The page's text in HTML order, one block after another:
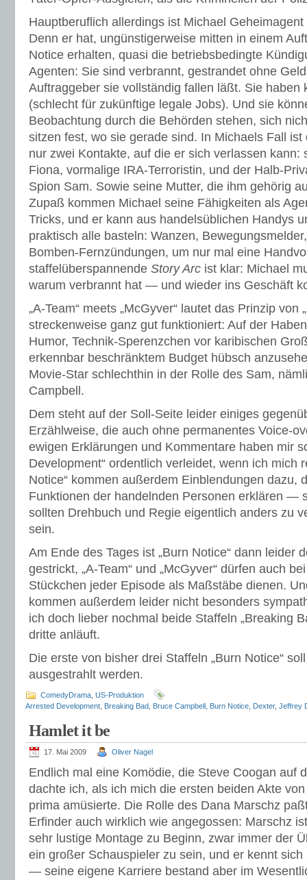
Hauptberuflich allerdings ist Michael
Denn er hat, ungünstigerweise mitten in einem
Notice erhalten, quasi die betriebsbedingte
Agenten: Sie sind verbrannt, gestrandet ohne
Auftraggeber sie vollständig fallen läßt. Sie haben
(schlecht für zukünftige legale Jobs). Und sie
Beobachtung durch die Behörden stehen, sich
sitzen fest, wo sie gerade sind. In Michaels Fall
nur zwei Kontakte, auf die er sich verlassen kann:
Fiona, vormalige IRA-Terroristin, und der Halb-
Spion Sam. Sowie seine Mutter, die ihm gehörig
Zupaß kommen Michael seine Fähigkeiten als
Tricks, und er kann aus handelsüblichen Handys
praktisch alle basteln: Wanzen,
Bomben-Fernzündungen, um nur mal eine
staffelüberspannende Story Arc ist klar: Michael
warum verbrannt hat — und wieder ins Geschäft
„A-Team“ meets „McGyver“ lautet das Prinzip von
streckenweise ganz gut funktioniert: Auf der
Humor, Technik-Sperenzchen vor karibischen
erkennbar beschränktem Budget hübsch
Movie-Star schlechthin in der Rolle des Sam,
Campbell.
Dem steht auf der Soll-Seite leider einiges
Erzählweise, die auch ohne permanentes Voice-
ewigen Erklärungen und Kommentare haben mir
Development“ ordentlich verleidet, wenn ich mich
Notice“ kommen außerdem Einblendungen dazu,
Funktionen der handelnden Personen erklären —
sollten Drehbuch und Regie eigentlich anders zu
sein.
Am Ende des Tages ist „Burn Notice“ dann leider
gestrickt, „A-Team“ und „McGyver“ dürfen auch
Stückchen jeder Episode als Maßstäbe dienen.
kommen außerdem leider nicht besonders
ich doch lieber nochmal beide Staffeln „Breaking
dritte anläuft.
Die erste von bisher drei Staffeln „Burn Notice“
ausgestrahlt werden.
ComedyDrama US-Produktion
Arrested Development Breaking Bad Bruce Campbell Burn Notice Dexter, Jeffrey
Hamlet it be
17. Mai 2009 Oliver Nagel
Endlich mal eine Komödie, die Steve Coogan auf
dachte ich, als ich mich die ersten beiden Akte
prima amüsierte. Die Rolle des Dana Marschz
Erfinder auch wirklich wie angegossen: Marschz
sehr lustige Montage zu Beginn, zwar immer der
ein großer Schauspieler zu sein, und er kennt
— seine eigene Karriere bestand aber im